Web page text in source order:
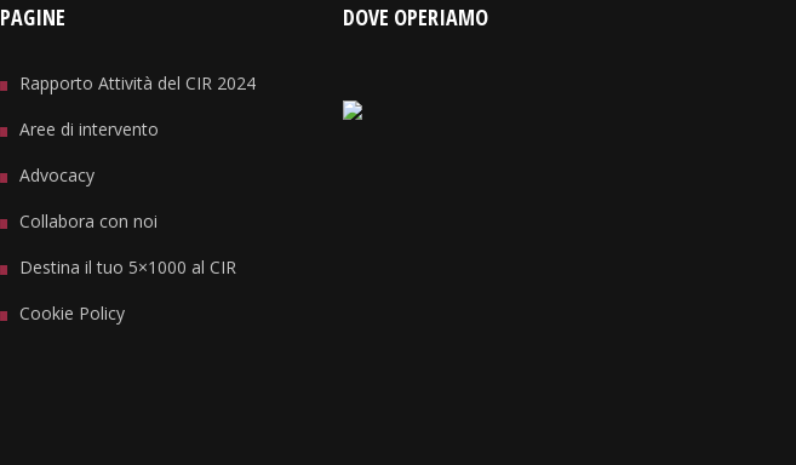
PAGINE
Rapporto Attività del CIR 2024
Aree di intervento
Advocacy
Collabora con noi
Destina il tuo 5×1000 al CIR
Cookie Policy
DOVE OPERIAMO